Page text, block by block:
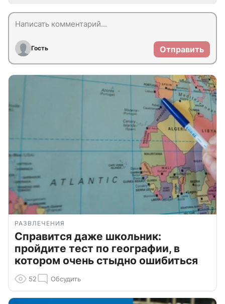
Гость Отправить
РАЗВЛЕЧЕНИЯ
Справится даже школьник:
пройдите тест по географии, в
котором очень стыдно ошибиться
52 Обсудить